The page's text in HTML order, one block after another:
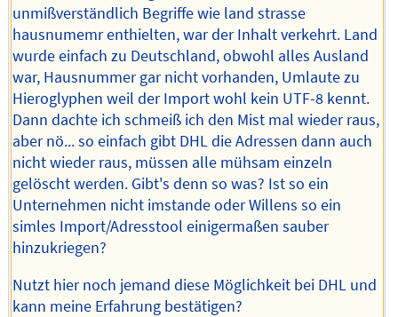
unmißverständlich Begriffe wie land strasse
hausnumemr enthielten, war der Inhalt verkehrt. Land
wurde einfach zu Deutschland, obwohl alles Ausland
war, Hausnummer gar nicht vorhanden, Umlaute zu
Hieroglyphen weil der Import wohl kein UTF-8 kennt.
Dann dachte ich schmeiß ich den Mist mal wieder raus,
aber nö... so einfach gibt DHL die Adressen dann auch
nicht wieder raus, müssen alle mühsam einzeln
gelöscht werden. Gibt's denn so was? Ist so ein
Unternehmen nicht imstande oder Willens so ein
simles Import/Adresstool einigermaßen sauber
hinzukriegen?
Nutzt hier noch jemand diese Möglichkeit bei DHL und
kann meine Erfahrung bestätigen?